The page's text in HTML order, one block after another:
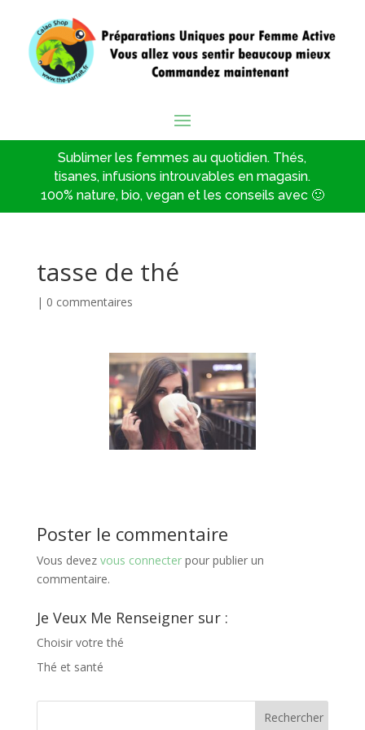
Sublimer les femmes au quotidien. Thés,
tisanes, infusions introuvables en magasin.
100% nature, bio, vegan et les conseils avec 🙂
tasse de thé
| 0 commentaires
Poster le commentaire
Vous devez vous connecterpour publier un
commentaire.
Je Veux Me Renseigner sur :
Choisir votre thé
Thé et santé